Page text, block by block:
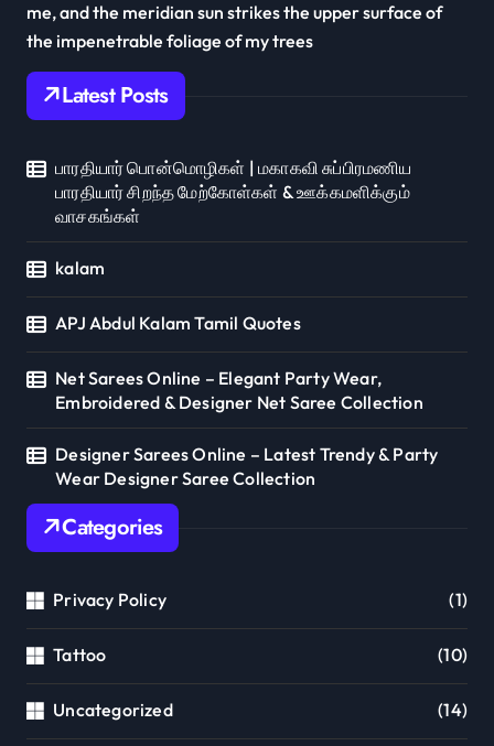
me, and the meridian sun strikes the upper surface of
the impenetrable foliage of my trees
Latest Posts
பாரதியார் பொன்மொழிகள் | மகாகவி சுப்பிரமணிய
பாரதியார் சிறந்த மேற்கோள்கள் & ஊக்கமளிக்கும்
வாசகங்கள்
kalam
APJ Abdul Kalam Tamil Quotes
Net Sarees Online – Elegant Party Wear,
Embroidered & Designer Net Saree Collection
Designer Sarees Online – Latest Trendy & Party
Wear Designer Saree Collection
Categories
Privacy Policy (1)
Tattoo (10)
Uncategorized (14)